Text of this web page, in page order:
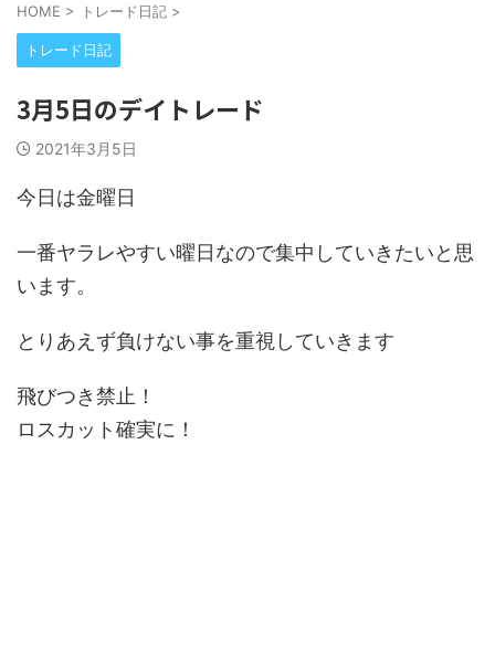
HOME > トレード日記 >
トレード日記
3月5日のデイトレード
2021年3月5日
今日は金曜日
一番ヤラレやすい曜日なので集中していきたいと思
います。
とりあえず負けない事を重視していきます
飛びつき禁止！
ロスカット確実に！